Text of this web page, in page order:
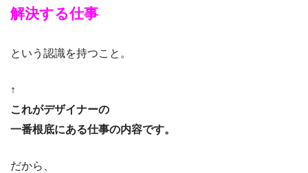
解決する仕事
という認識を持つこと。
↑
これがデザイナーの
一番根底にある仕事の内容です。
だから、